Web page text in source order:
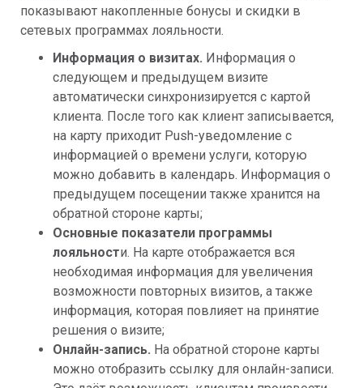
показывают накопленные бонусы и скидки в
сетевых программах лояльности.
Информация о визитах. Информация о
следующем и предыдущем визите
автоматически синхронизируется с картой
клиента. После того как клиент записывается,
на карту приходит Push-уведомление с
информацией о времени услуги, которую
можно добавить в календарь. Информация о
предыдущем посещении также хранится на
обратной стороне карты;
Основные показатели программы
лояльности. На карте отображается вся
необходимая информация для увеличения
возможности повторных визитов, а также
информация, которая повлияет на принятие
решения о визите;
Онлайн-запись. На обратной стороне карты
можно отобразить ссылку для онлайн-записи.